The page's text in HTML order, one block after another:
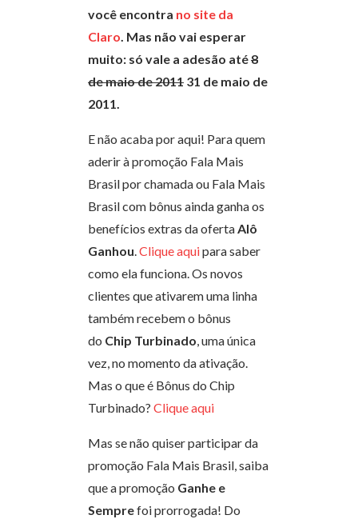
você encontra no site da
Claro . Mas não vai esperar
muito: só vale a adesão até8
de maio de 2011 31 de maio de
2011.
E não acaba por aqui! Para quem
aderir à promoção Fala Mais
Brasil por chamada ou Fala Mais
Brasil com bônus ainda ganha os
benefícios extras da oferta Alô
Ganhou Clique aquipara saber
como ela funciona. Os novos
clientes que ativarem uma linha
também recebem o bônus
do Chip Turbinado , uma única
vez, no momento da ativação.
Mas o que é Bônus do Chip
Turbinado? Clique aqui
Mas se não quiser participar da
promoção Fala Mais Brasil, saiba
que a promoção Ganhe e
Semprefoi prorrogada! Do